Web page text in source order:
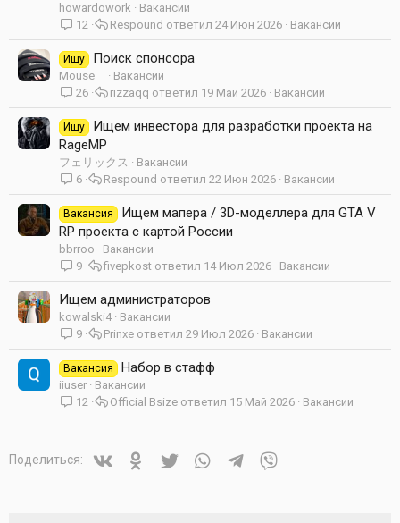
howardowork
Вакансии
12
Вакансии
24 Июн 2026
Respound
Ищу Поиск спонсора
Mouse__
Вакансии
26
Вакансии
19 Май 2026
rizzaqq
Ищу
Ищем инвестора для разработки проекта на
RageMP
フェリックス
Вакансии
6
Вакансии
22 Июн 2026
Respound
Вакансия
Ищем мапера / 3D-моделлера для GTA V
RP проекта с картой России
bbrroo
Вакансии
9
Вакансии
14 Июл 2026
fivepkost
Ищем администраторов
kowalski4
Вакансии
9
Вакансии
29 Июл 2026
Prinxe
Вакансия Набор в стафф
iiuser
Вакансии
12
Вакансии
15 Май 2026
Official Bsize
Поделиться: VkontakteOdnoklassniki
Twitter WhatsAppTelegram